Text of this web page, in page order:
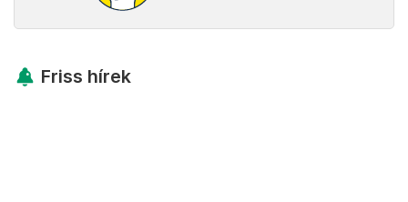
Friss hírek